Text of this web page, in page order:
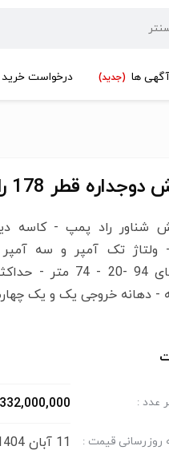
آگهی ها (جدید) درخواست خرید
قطر 178 رادپمپ(پمپ سنتر)
راد پمپ - کاسه
- دهانه خروجی یک و یک چهارم و 2
عدد : 332,000,000 ریال
روزرسانی قیمت : 11 آبان 1404